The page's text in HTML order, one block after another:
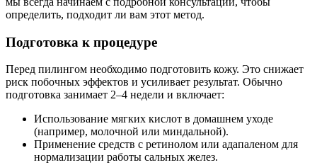
определить, подходит ли вам этот метод.
Подготовка к процедуре
Перед пилингом необходимо подготовить кожу. Это снижает
риск побочных эффектов и усиливает результат. Обычно
подготовка занимает 2–4 недели и включает:
Использование мягких кислот в домашнем уходе
(например, молочной или миндальной).
Применение средств с ретинолом или адапаленом для
нормализации работы сальных желез.